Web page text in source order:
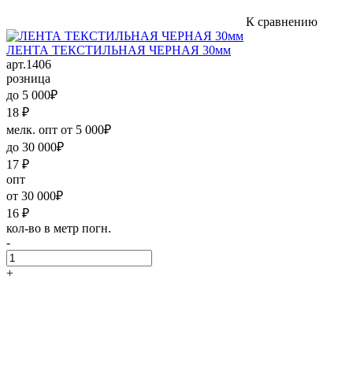
К сравнению
ЛЕНТА ТЕКСТИЛЬНАЯ ЧЕРНАЯ 30мм
арт.1406
розница
до 5 000₽
18 ₽
мелк. опт от 5 000₽
до 30 000₽
17 ₽
опт
от 30 000₽
16 ₽
кол-во в метр погн.
-
+